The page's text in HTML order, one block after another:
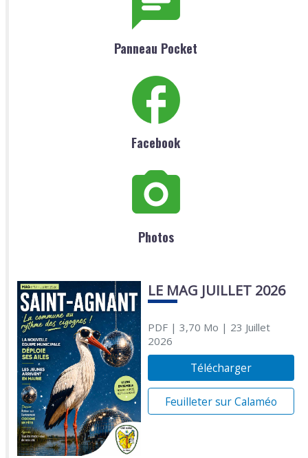
Panneau Pocket
Facebook
Photos
LE MAG JUILLET 2026
PDF| 3,70 Mo | 23 Juillet
2026
Télécharger
Feuilleter sur Calaméo